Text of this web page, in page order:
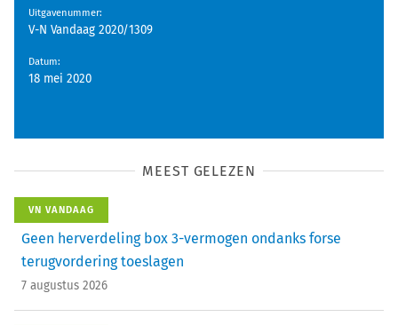
Uitgavenummer:
V-N Vandaag 2020/1309
Datum:
18 mei 2020
MEEST GELEZEN
VN VANDAAG
Geen herverdeling box 3-vermogen ondanks forse
terugvordering toeslagen
7 augustus 2026